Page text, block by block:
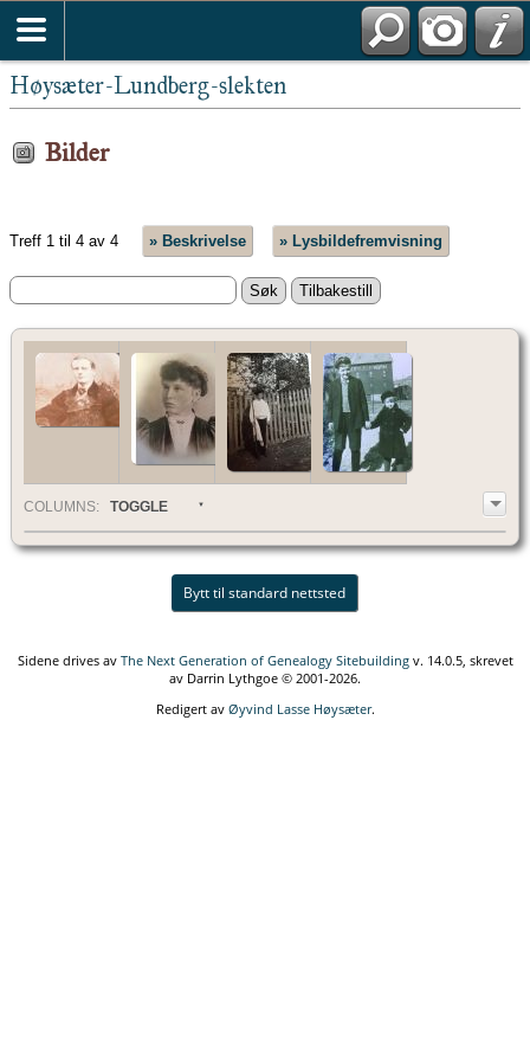
Høysæter-Lundberg-slekten
Bilder
Treff 1 til 4 av 4 » Beskrivelse » Lysbildefremvisning
COLUMN S: TOGGLE
Bytt til standard nettsted
Sidene drives av The Next Generation of Genealogy Sitebuildingv. 14.0.5, skrevet
av Darrin Lythgoe © 2001-2026.
Redigert av Øyvind Lasse Høysæter.